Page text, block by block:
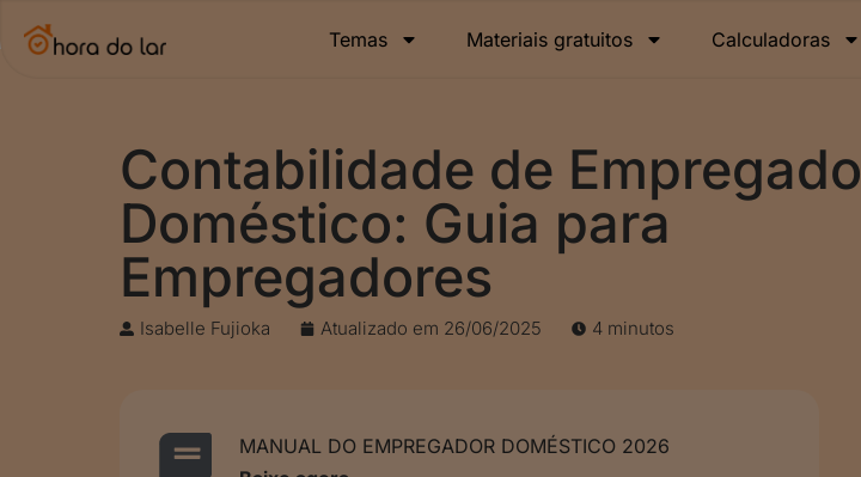
Temas Materiais gratuitos Calculadoras
Contabilidade de Empregado
Doméstico: Guia para
Empregadores
Isabelle Fujioka Atualizado em 26/06/2025 4 minutos
MANUAL DO EMPREGADOR DOMÉSTICO 2026